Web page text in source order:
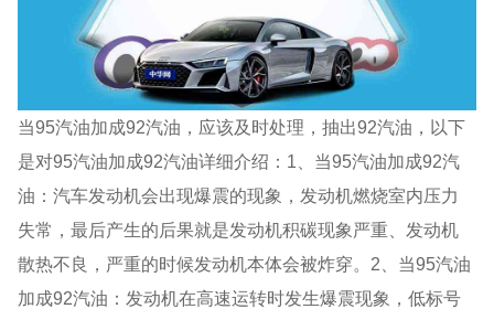
当95汽油加成92汽油，应该及时处理，抽出92汽油，以下
是对95汽油加成92汽油详细介绍：1、当95汽油加成92汽
油：汽车发动机会出现爆震的现象，发动机燃烧室内压力
失常，最后产生的后果就是发动机积碳现象严重、发动机
散热不良，严重的时候发动机本体会被炸穿。2、当95汽油
加成92汽油：发动机在高速运转时发生爆震现象，低标号